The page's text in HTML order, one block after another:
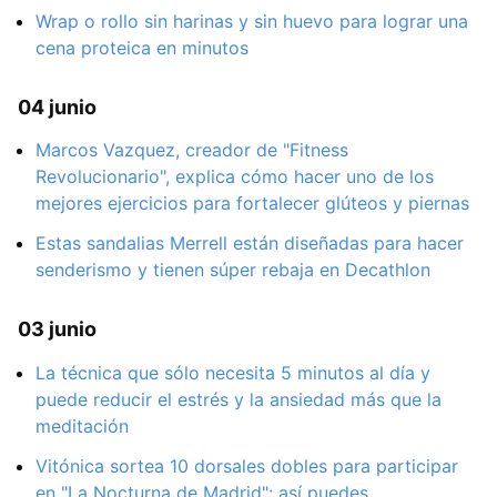
Wrap o rollo sin harinas y sin huevo para lograr una
cena proteica en minutos
04 junio
Marcos Vazquez, creador de "Fitness
Revolucionario", explica cómo hacer uno de los
mejores ejercicios para fortalecer glúteos y piernas
Estas sandalias Merrell están diseñadas para hacer
senderismo y tienen súper rebaja en Decathlon
03 junio
La técnica que sólo necesita 5 minutos al día y
puede reducir el estrés y la ansiedad más que la
meditación
Vitónica sortea 10 dorsales dobles para participar
en "La Nocturna de Madrid": así puedes